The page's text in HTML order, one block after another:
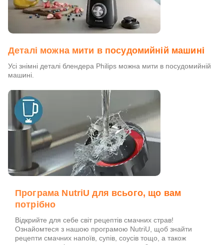
Деталі можна мити в посудомийній машині
Усі знімні деталі блендера Philips можна мити в посудомийній
машині.
Програма NutriU для всього, що вам
потрібно
Відкрийте для себе світ рецептів смачних страв!
Ознайомтеся з нашою програмою NutriU, щоб знайти
рецепти смачних напоїв, супів, соусів тощо, а також